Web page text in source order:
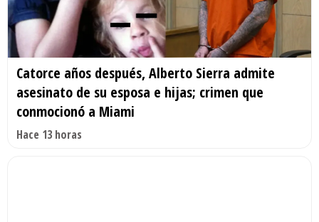
Catorce años después, Alberto Sierra admite
asesinato de su esposa e hijas; crimen que
conmocionó a Miami
Hace 13 horas